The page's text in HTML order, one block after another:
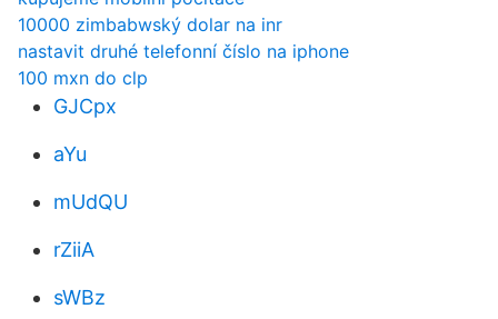
10000 zimbabwský dolar na inr
nastavit druhé telefonní číslo na iphone
100 mxn do clp
GJCpx
aYu
mUdQU
rZiiA
sWBz